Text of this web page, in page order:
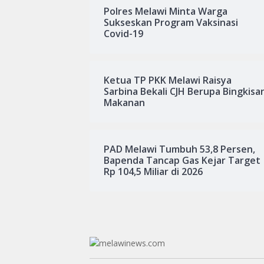
Polres Melawi Minta Warga
Sukseskan Program Vaksinasi
Covid-19
Ketua TP PKK Melawi Raisya
Sarbina Bekali CJH Berupa
Makanan
PAD Melawi Tumbuh 53,8 Persen,
Bapenda Tancap Gas Kejar Target
Rp 104,5 Miliar di 2026